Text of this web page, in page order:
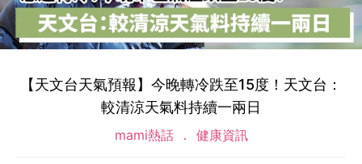
【天文台天氣預報】今晚轉冷跌至15度！天文台：
較清涼天氣料持續一兩日
mami熱話 健康資訊